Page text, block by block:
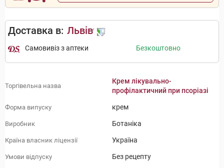
Доставка в: Львів
Самовивіз з аптеки Безкоштовно
Торгівельна назва
Крем лікувально-
профілактичний при псоріазі
Форма випуску крем
Виробник Ботаніка
Країна власник ліцензії Україна
Умови відпуску Без рецепту